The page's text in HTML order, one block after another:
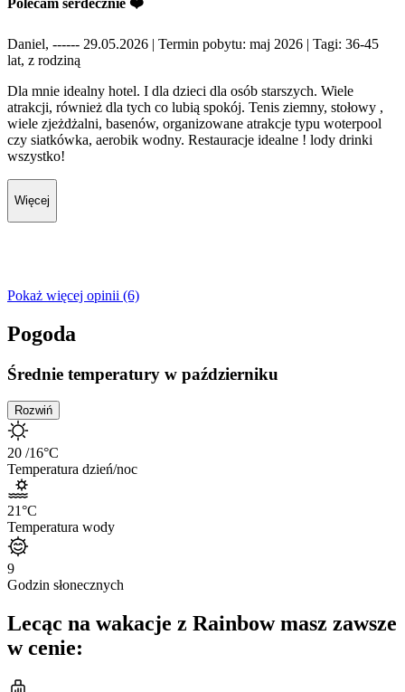
Daniel, ------ 29.05.2026 | Termin pobytu: maj 2026 | Tagi: 36-45
lat, z rodziną
Dla mnie idealny hotel. I dla dzieci dla osób starszych. Wiele
atrakcji, również dla tych co lubią spokój. Tenis ziemny, stołowy ,
wiele zjeżdżalni, basenów, organizowane atrakcje typu woterpool
czy siatkówka, aerobik wodny. Restauracje idealne ! lody drinki
wszystko!
Więcej
Pokaż więcej opinii (6)
Pogoda
Średnie temperatury w październiku
Rozwiń
20 /16°C
Temperatura dzień/noc
21°C
Temperatura wody
9
Godzin słonecznych
Lecąc na wakacje z Rainbow masz zawsze
w cenie: